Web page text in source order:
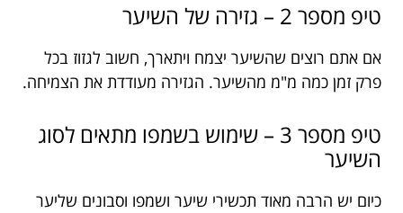
טיפ מספר 2 – גזירה של השיער
אם אתם רוצים שהשיער יצמח ויתארך, חשוב לגזוז בכל
פרק זמן כמה מ"מ מהשיער. הגזירה מעודדת את הצמיחה.
טיפ מספר 3 – שימוש בשמפו מתאים לסוג
השיער
כיום יש הרבה מאוד תכשירי שיער ושמפו וסבונים שליער